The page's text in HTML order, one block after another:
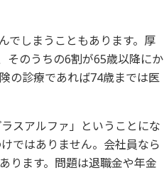
でしまうこともあります。厚
そのうちの6割が65歳以降にか
の診療であれば74歳までは医
スアルファ」ということにな
ではありません。会社員なら
ります。問題は退職金や年金